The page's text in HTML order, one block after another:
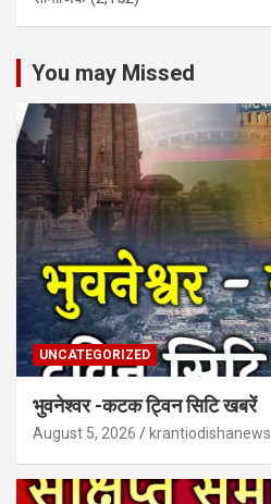
You may Missed
UNCATEGORIZED
भुवनेश्वर -कटक ट्विन सिटि खबरें
August 5, 2026 krantiodishanews